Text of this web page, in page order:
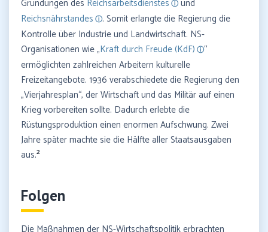
Gründungen des Reichsarbeitsdienstes
und
Reichsnährstandes
. Somit erlangte die Regierung die
Kontrolle über Industrie und Landwirtschaft. NS-
Organisationen wie „Kraft durch Freude (KdF)
“
ermöglichten zahlreichen Arbeitern kulturelle
Freizeitangebote. 1936 verabschiedete die Regierung den
„Vierjahresplan“, der Wirtschaft und das Militär auf einen
Krieg vorbereiten sollte. Dadurch erlebte die
Rüstungsproduktion einen enormen Aufschwung. Zwei
Jahre später machte sie die Hälfte aller Staatsausgaben
aus.2
Folgen